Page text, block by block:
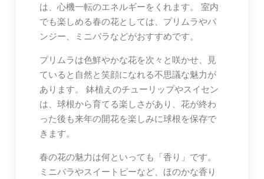
は、心機一転のエネルギーをくれます。 室内
でも楽しめる春の花としては、プリムラやパ
ンジー、ミニバラなどがおすすめです。
プリムラは色鮮やかな花を次々と咲かせ、見
ていると自然と笑顔になれる不思議な魅力が
あります。 鉢植えのチューリップやスイセン
は、球根から育てる楽しさがあり、花が終わ
った後も来年の開花を楽しみに球根を保存で
きます。
春の花の魅力は何といっても「香り」です。
ミニバラやスイートピーなど、ほのかな香り